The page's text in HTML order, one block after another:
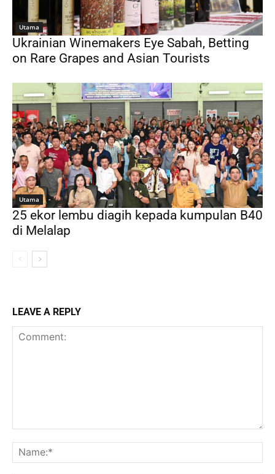
Utama
Ukrainian Winemakers Eye Sabah, Betting
on Rare Grapes and Asian Tourists
Utama
25 ekor lembu diagih kepada kumpulan B40
di Melalap
LEAVE A REPLY